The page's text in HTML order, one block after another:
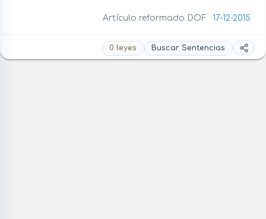
Artículo reformado DOF 17-12-2015
0 leyes Buscar Sentencias